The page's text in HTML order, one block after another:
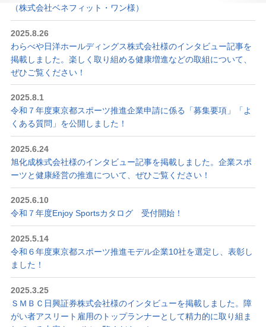
（株式会社ベネフィット・ワン様）
2025.8.26
わらべや日洋ホールディングス株式会社様のインタビュー記事を
掲載しました。楽しく取り組める健康増進などの取組について、
ぜひご覧ください！
2025.8.1
令和７年度東京都スポーツ推進企業申請に係る「募集要項」「よ
くある質問」を公開しました！
2025.6.24
旭化成株式会社様のインタビュー記事を掲載しました。企業スポ
ーツと健康経営の推進について、ぜひご覧ください！
2025.6.10
令和７年度Enjoy Sportsカタログ 受付開始！
2025.5.14
令和６年度東京都スポーツ推進モデル企業10社を選定し、表彰し
ました！
2025.3.25
ＳＭＢＣ日興証券株式会社様のインタビューを掲載しました。障
がい者アスリート雇用のトップランナーとして精力的に取り組ま